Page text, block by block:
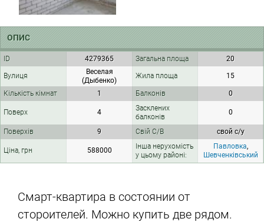
ОПИС
ID 4279365 Загальна площа 20
Вулиця
Веселая
(Дыбенко)
Жила площа 15
Кількість кімнат 1 Балконів 0
Поверх 4
Засклених
балконів
0
Поверхів 9 Свій С/В свой с/у
Ціна, грн 588000
Інша нерухомість
у цьому районі:
Павловка,
Шевченківський
Смарт-квартира в состоянии от
стороителей. Можно купить две рядом.